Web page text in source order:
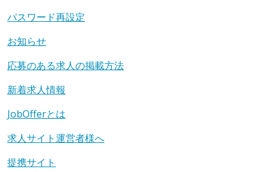
パスワード再設定
お知らせ
応募のある求人の掲載方法
新着求人情報
JobOfferとは
求人サイト運営者様へ
提携サイト